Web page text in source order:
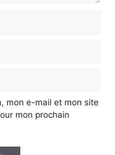
mon e-mail et mon site
mon prochain